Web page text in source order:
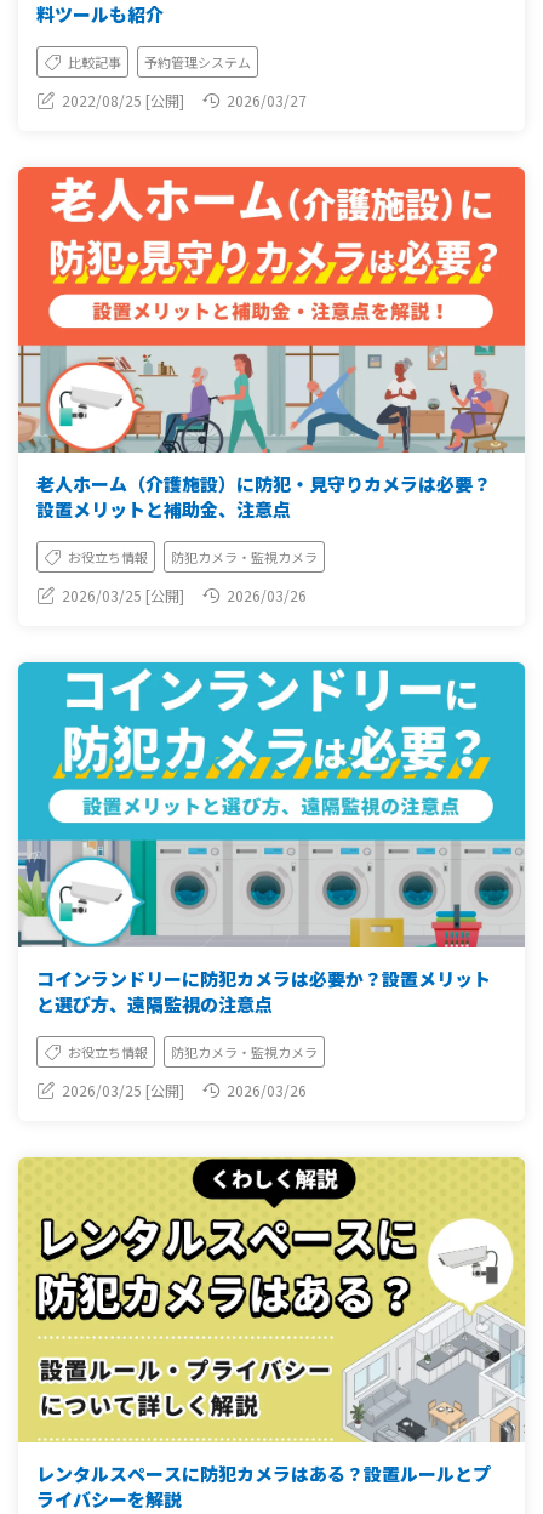
料ツールも紹介
比較記事 予約管理システム
2022/08/25 [公開] 2026/03/27
老人ホーム（介護施設）に防犯・見守りカメラは必要？
設置メリットと補助金、注意点
お役立ち情報 防犯カメラ・監視カメラ
2026/03/25 [公開] 2026/03/26
コインランドリーに防犯カメラは必要か？設置メリット
と選び方、遠隔監視の注意点
お役立ち情報 防犯カメラ・監視カメラ
2026/03/25 [公開] 2026/03/26
レンタルスペースに防犯カメラはある？設置ルールとプ
ライバシーを解説